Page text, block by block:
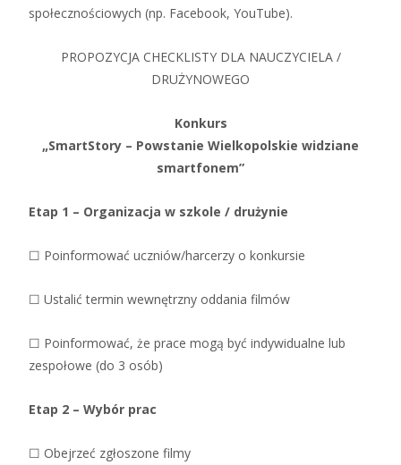
społecznościowych (np. Facebook, YouTube).
PROPOZYCJA CHECKLISTY DLA NAUCZYCIELA /
DRUŻYNOWEGO
Konkurs
„SmartStory – Powstanie Wielkopolskie widziane
smartfonem”
Etap 1 – Organizacja w szkole / drużynie
☐ Poinformować uczniów/harcerzy o konkursie
☐ Ustalić termin wewnętrzny oddania filmów
☐ Poinformować, że prace mogą być indywidualne lub
zespołowe (do 3 osób)
Etap 2 – Wybór prac
☐ Obejrzeć zgłoszone filmy